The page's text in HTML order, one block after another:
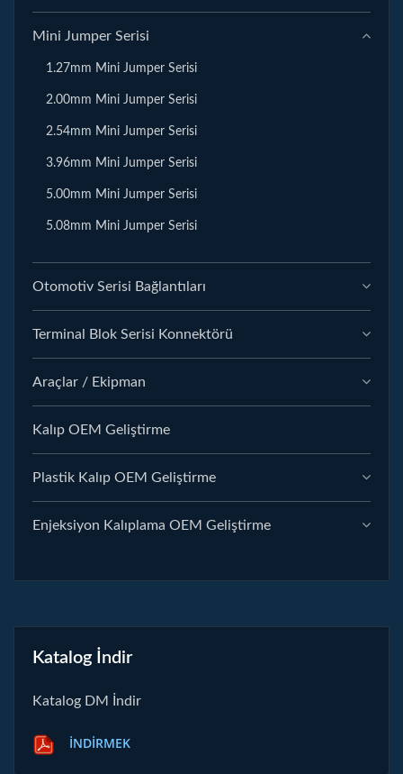
Mini Jumper Serisi
1.27mm Mini Jumper Serisi
2.00mm Mini Jumper Serisi
2.54mm Mini Jumper Serisi
3.96mm Mini Jumper Serisi
5.00mm Mini Jumper Serisi
5.08mm Mini Jumper Serisi
Otomotiv Serisi Bağlantıları
Terminal Blok Serisi Konnektörü
Araçlar / Ekipman
Kalıp OEM Geliştirme
Plastik Kalıp OEM Geliştirme
Enjeksiyon Kalıplama OEM Geliştirme
Katalog İndir
Katalog DM İndir
İNDIRMEK